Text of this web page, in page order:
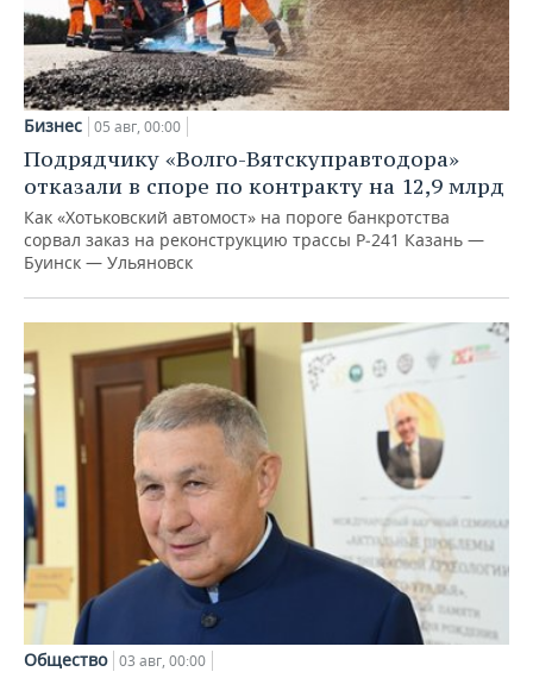
Бизнес 05 авг, 00:00
Подрядчику «Волго-Вятскуправтодора»
отказали в споре по контракту на 12,9 млрд
Как «Хотьковский автомост» на пороге банкротства
сорвал заказ на реконструкцию трассы Р‑241 Казань —
Буинск — Ульяновск
Общество 03 авг, 00:00